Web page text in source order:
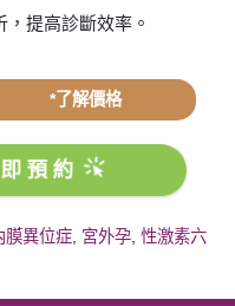
提高診斷效率。
*了解價格
預約
膜異位症 宮外孕 性激素六